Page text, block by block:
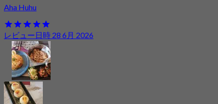
Aha Huhu
レビュー日時 28 6月 2026